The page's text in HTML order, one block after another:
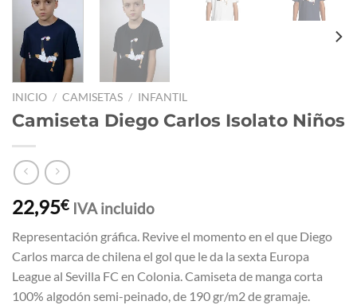
INICIO / CAMISETAS / INFANTIL
Camiseta Diego Carlos Isolato Niños
22,95€ IVA incluido
Representación gráfica. Revive el momento en el que Diego
Carlos marca de chilena el gol que le da la sexta Europa
League al Sevilla FC en Colonia. Camiseta de manga corta
100% algodón semi-peinado, de 190 gr/m2 de gramaje.